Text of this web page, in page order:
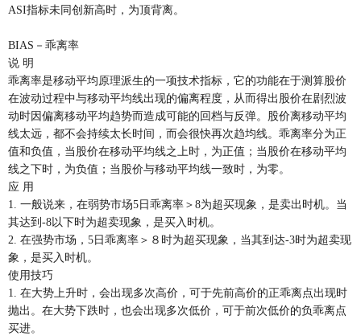
ASI指标未同创新高时，为顶背离。
BIAS－乖离率
说 明
乖离率是移动平均原理派生的一项技术指标，它的功能在于测算股价
在波动过程中与移动平均线出现的偏离程度，从而得出股价在剧烈波
动时因偏离移动平均趋势而造成可能的回档与反弹。股价离移动平均
线太远，都不会持续太长时间，而会很快再次趋均线。乖离率分为正
值和负值，当股价在移动平均线之上时，为正值；当股价在移动平均
线之下时，为负值；当股价与移动平均线一致时，为零。
应 用
1. 一般说来，在弱势市场5日乖离率＞8为超买现象，是卖出时机。当
其达到-8以下时为超卖现象，是买入时机。
2. 在强势市场，5日乖离率＞８时为超买现象，当其到达-3时为超卖现
象，是买入时机。
使用技巧
1. 在大势上升时，会出现多次高价，可于先前高价的正乖离点出现时
抛出。在大势下跌时，也会出现多次低价，可于前次低价的负乖离点
买进。